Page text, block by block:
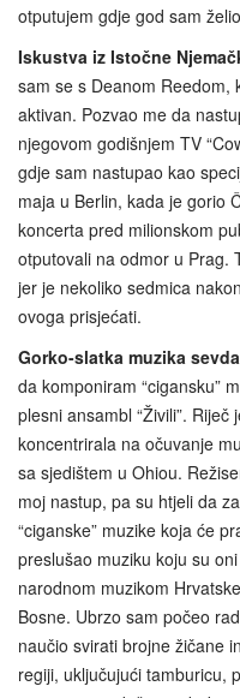
otputujem gdje god sam
Iskustva iz Istočne
sam se s Deanom Reedom,
aktivan. Pozvao me da
njegovom godišnjem TV
gdje sam nastupao kao
maja u Berlin, kada je gorio
koncerta pred milionskom
otputovali na odmor u Prag.
jer je nekoliko sedmica
ovoga prisjećati.
Gorko-slatka muzika
da komponiram “cigansku”
plesni ansambl “Živili”.
koncentrirala na očuvanje
sa sjedištem u Ohiou.
moj nastup, pa su htjeli da
“ciganske” muzike koja će
preslušao muziku koju su
narodnom muzikom
Bosne. Ubrzo sam počeo
naučio svirati brojne žičane
regiji, uključujući tamburicu,